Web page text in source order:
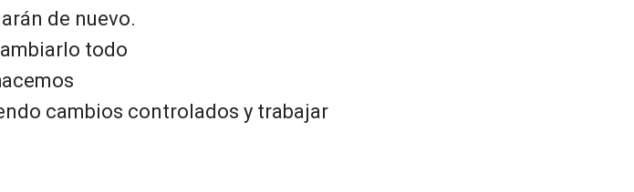
de nuevo.
todo
cambios controlados y trabajar